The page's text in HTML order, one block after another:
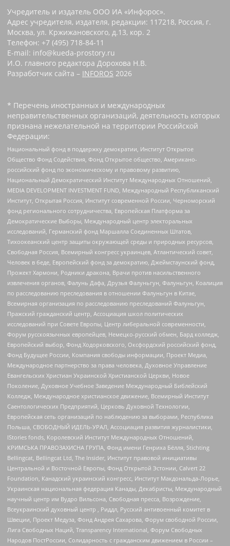
Учредитель и издатель ООО ИА «Инфорос».
Адрес учредителя, издателя, редакции: 117218, Россия, г.
Москва, ул. Кржижановского, д.13, кор. 2
Телефон: +7 (495) 718-84-11
E-mail: info@kueda-prostory.ru
И.О. главного редактора Дорохова Н.В.
Разработчик сайта – INFOROS 2026
* Перечень иностранных и международных
неправительственных организаций, деятельность которых
признана нежелательной на территории Российской
Федерации:
Национальный фонд в поддержку демократии, Институт Открытое
Общество Фонд Содействия, Фонд Открытое общество, Американо-
российский фонд по экономическому и правовому развитию,
Национальный Демократический Институт Международных Отношений,
MEDIA DEVELOPMENT INVESTMENT FUND, Международный Республиканский
Институт, Открытая Россия, Институт современной России, Черноморский
фонд регионального сотрудничества, Европейская Платформа за
Демократические Выборы, Международный центр электоральных
исследований, Германский фонд Маршалла Соединенных Штатов,
Тихоокеанский центр защиты окружающей среды и природных ресурсов,
Свободная Россия, Всемирный конгресс украинцев, Атлантический совет,
Человек в беде, Европейский фонд за демократию, Джеймстаунский фонд,
Прожект Хармони, Родники дракона, Врачи против насильственного
извлечения органов, Фалунь Дафа, Друзья Фалуньгун, Фалуньгун, Коалиция
по расследованию преследования в отношении Фалуньгун в Китае,
Всемирная организация по расследованию преследований Фалуньгун,
Пражский гражданский центр, Ассоциация школ политических
исследований при Совете Европы, Центр либеральной современности,
Форум русскоязычных европейцев, Немецко-русский обмен, Бард колледж,
Европейский выбор, Фонд Ходорковского, Оксфордский российский фонд,
Фонд Будущее России, Компания свободы информации, Проект Медиа,
Международное партнерство за права человека, Духовное Управление
Евангельских Христиан Украинской Христианской Церкви, Новое
Поколение, Духовное Учебное Заведение Международный Библейский
Колледж, Международное христианское движение, Всемирный Институт
Саентологических Предприятий, Церковь Духовной Технологии,
Европейская сеть организаций по наблюдению за выборами, Республика
Польша, СВОБОДНЫЙ ИДЕЛЬ-УРАЛ, Ассоциация развития журналистики,
IStories fonds, Королевский Институт Международных Отношений,
КРИМСЬКА ПРАВОЗАХИСНА ГРУПА, Фонд имени Генриха Бёлля, Stichting
Bellingcat, Bellingcat Ltd, The Insider, Институт правовой инициативы
Центральной и Восточной Европы, Фонд Открытой Эстонии, Calvert 22
Foundation, Канадский украинский конгресс, Институт Макдональда-Лорье,
Украинская национальная федерация Канады, Декабристы, Международный
научный центр им Вудро Вильсона, Свободная пресса, Возрождение,
Всеукраинский духовный центр , Риддл, Русский антивоенный комитет в
Швеции, Проект Медуза, Фонд Андрея Сахарова, Форум свободной России,
Лига Свободных Наций, Transparеncy International, Форум Свободных
Народов ПостРоссии, Солидарность с гражданским движением в России –